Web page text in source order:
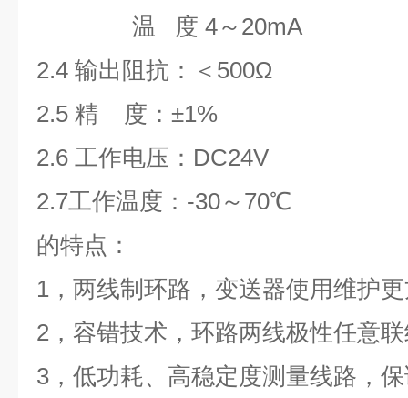
温 度 4～20mA
2.4 输出阻抗：＜500Ω
2.5 精 度：±1%
2.6 工作电压：DC24V
2.7工作温度：-30～70℃
的特点：
1 ，两线制环路，变送器使用维护
2 ，容错技术，环路两线极性任意
3 ，低功耗、高稳定度测量线路，